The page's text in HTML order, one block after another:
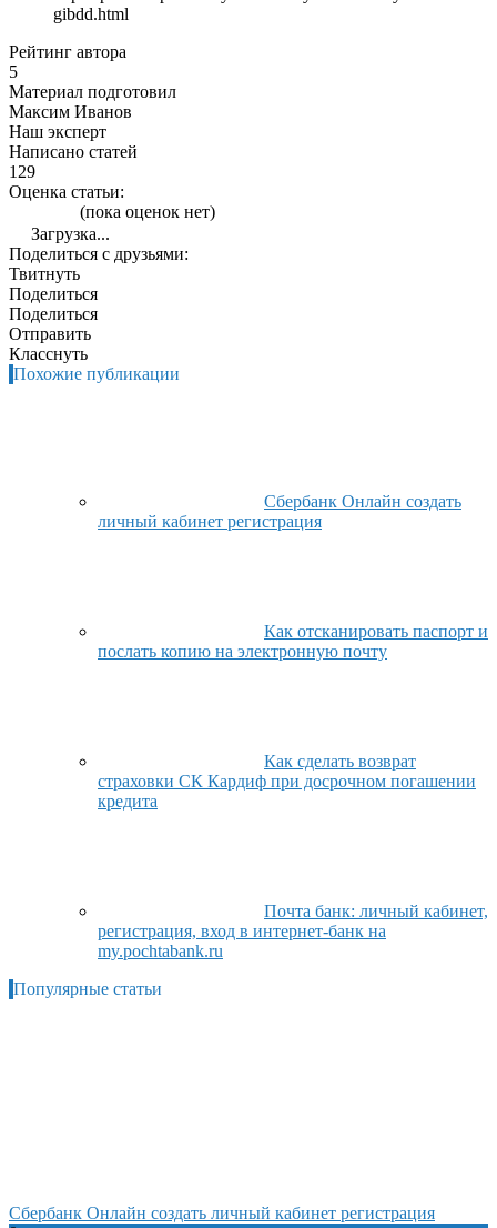
gibdd.html
Рейтинг автора
5
Материал подготовил
Максим Иванов
Наш эксперт
Написано статей
129
Оценка статьи:
(пока оценок нет)
Загрузка...
Поделиться с друзьями:
Твитнуть
Поделиться
Поделиться
Отправить
Класснуть
Похожие публикации
Сбербанк Онлайн создать
личный кабинет регистрация
Как отсканировать паспорт и
послать копию на электронную почту
Как сделать возврат
страховки СК Кардиф при досрочном погашении
кредита
Почта банк: личный кабинет,
регистрация, вход в интернет-банк на
my.pochtabank.ru
Популярные статьи
Сбербанк Онлайн создать личный кабинет регистрация